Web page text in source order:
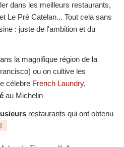
dans les meilleurs restaurants,
Le Pré Catelan... Tout cela sans
: juste de l'ambition et du
la magnifique région de la
ou on cultive les
célebre French Laundry,
au Michelin
restaurants qui ont obtenu